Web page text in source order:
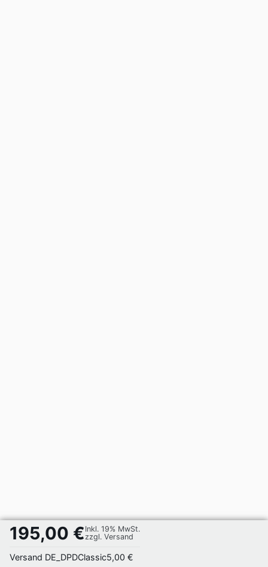
195,00 € Inkl. 19% MwSt.
zzgl. Versand
Versand DE_DPDClassic5,00 €